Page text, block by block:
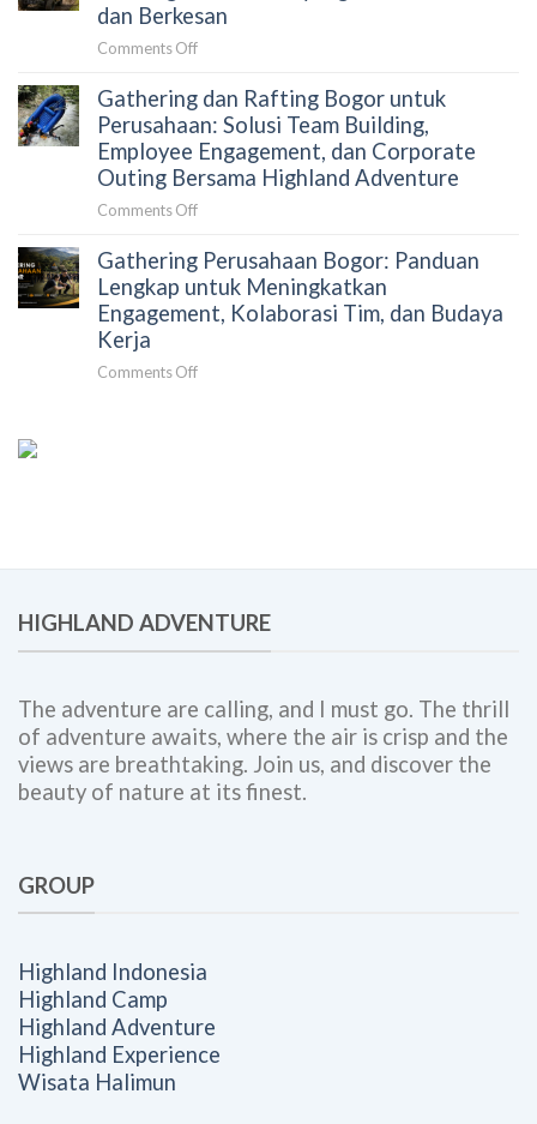
Panduan
Strategis
untuk
Mengurangi
Meningkatkan
Dampak
Acara
dan Berkesan
Comments Offon
dan
Offroad
Bogor
untuk
Team
Building
yang
Lebih
Efektif
Gathering dan Rafting Bogor untuk
Perusahaan: Solusi Team Building,
Employee Engagement, dan Corporate
Outing Bersama Highland Adventure
Comments Offon
dan
Rafting
Bogor
untuk
Solusi
Bersama
Adventure
Gathering Perusahaan Bogor: Panduan
Lengkap untuk Meningkatkan
Engagement, Kolaborasi Tim, dan Budaya
Kerja
Comments Offon
Tim,
dan
Budaya
HIGHLAND ADVENTURE
The adventure are calling, and I must go. The thrill
of adventure awaits, where the air is crisp and the
views are breathtaking. Join us, and discover the
beauty of nature at its finest.
GROUP
Highland Indonesia
Highland Camp
Highland Adventure
Highland Experience
Wisata Halimun